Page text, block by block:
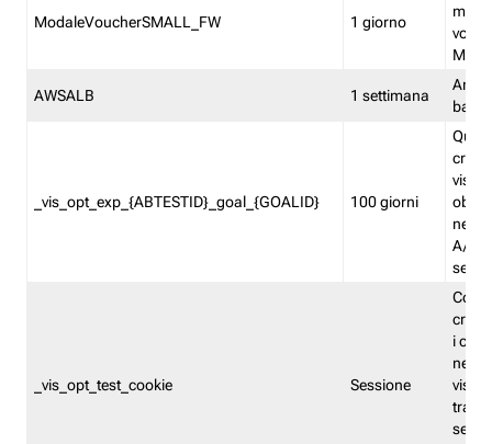
ModaleVoucherSMALL_FW 1 giorno
AWSALB 1 settimana
_vis_opt_exp_{ABTESTID}_goal_{GOALID} 100 giorni
nel
A/B.
_vis_opt_test_cookie Sessione
i
nel